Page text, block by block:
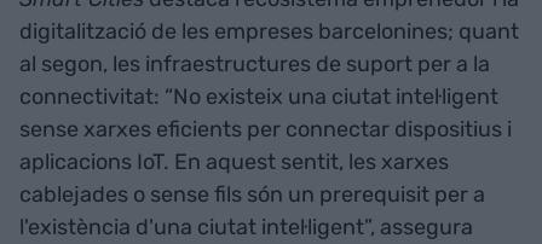
digitalització de les empreses barcelonines; quant
al segon, les infraestructures de suport per a la
connectivitat: “No existeix una ciutat intel·ligent
sense xarxes eficients per connectar dispositius i
aplicacions IoT. En aquest sentit, les xarxes
cablejades o sense fils són un prerequisit per a
l'existència d'una ciutat intel·ligent”, assegura